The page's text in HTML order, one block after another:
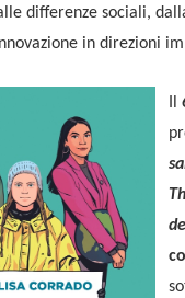
differenze sociali,
in direzioni
Il